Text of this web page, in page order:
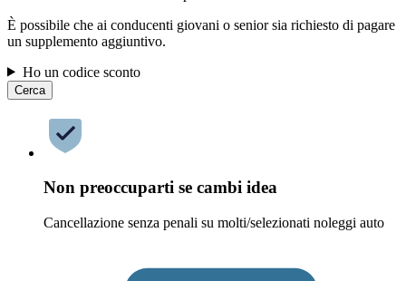
È possibile che ai conducenti giovani o senior sia richiesto di pagare
un supplemento aggiuntivo.
Ho un codice sconto
Cerca
Non preoccuparti se cambi idea
Cancellazione senza penali su molti/selezionati noleggi auto